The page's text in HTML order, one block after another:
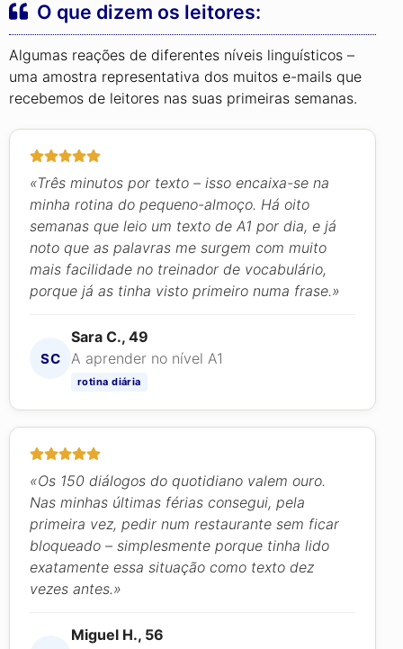
O que dizem os leitores:
Algumas reações de diferentes níveis linguísticos –
uma amostra representativa dos muitos e-mails que
recebemos de leitores nas suas primeiras semanas.
«Três minutos por texto – isso encaixa-se na
minha rotina do pequeno-almoço. Há oito
semanas que leio um texto de A1 por dia, e já
noto que as palavras me surgem com muito
mais facilidade no treinador de vocabulário,
porque já as tinha visto primeiro numa frase.»
SC
Sara C., 49
A aprender no nível A1
rotina diária
«Os 150 diálogos do quotidiano valem ouro.
Nas minhas últimas férias consegui, pela
primeira vez, pedir num restaurante sem ficar
bloqueado – simplesmente porque tinha lido
exatamente essa situação como texto dez
vezes antes.»
Miguel H., 56